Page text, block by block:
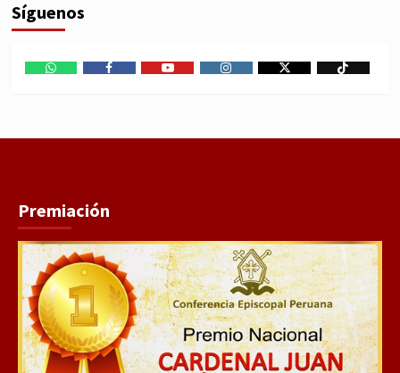
Síguenos
Premiación